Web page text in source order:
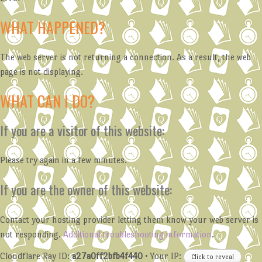
WHAT HAPPENED?
The web server is not returning a connection. As a result, the web
page is not displaying.
WHAT CAN I DO?
If you are a visitor of this website:
Please try again in a few minutes.
If you are the owner of this website:
Contact your hosting provider letting them know your web server is
not responding. Additional troubleshooting information.
Cloudflare Ray ID:a27a0ff2bfb4f440 • Your IP: Click to reveal